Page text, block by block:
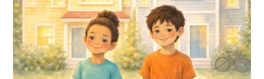
من
الأشكال
المختلفة
لهذا
المنتج.